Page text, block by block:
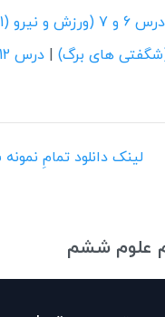
درس 6 و 7 (ورزش و نیرو (1) و ورزش و نیرو (2))
درس 12 (جنگل برای کیست؟)
لینک دانلود تمامِ
علوم ششم